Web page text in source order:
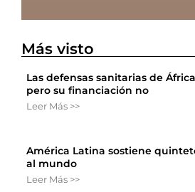
Más visto
Las defensas sanitarias de
pero su financiación no
Leer Más >>
América Latina sostiene
al mundo
Leer Más >>